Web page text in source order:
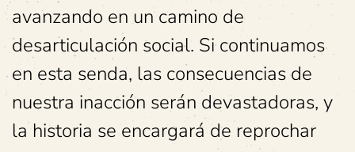
avanzando en un camino de
desarticulación social. Si continuamos
en esta senda, las consecuencias de
nuestra inacción serán devastadoras, y
la historia se encargará de reprochar